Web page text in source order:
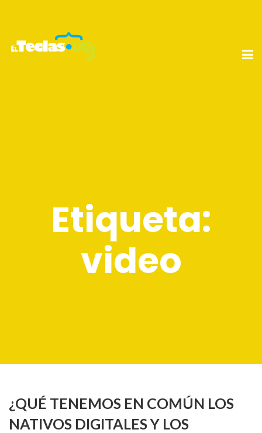
Etiqueta:
video
¿QUÉ TENEMOS EN COMÚN LOS
NATIVOS DIGITALES Y LOS